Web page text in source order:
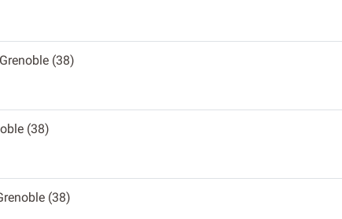
(38)
(38)
(38)